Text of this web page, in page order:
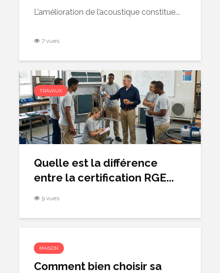
L’amélioration de l’acoustique constitue...
7 vues
TRAVAUX
Quelle est la différence
entre la certification RGE...
9 vues
MAISON
Comment bien choisir sa